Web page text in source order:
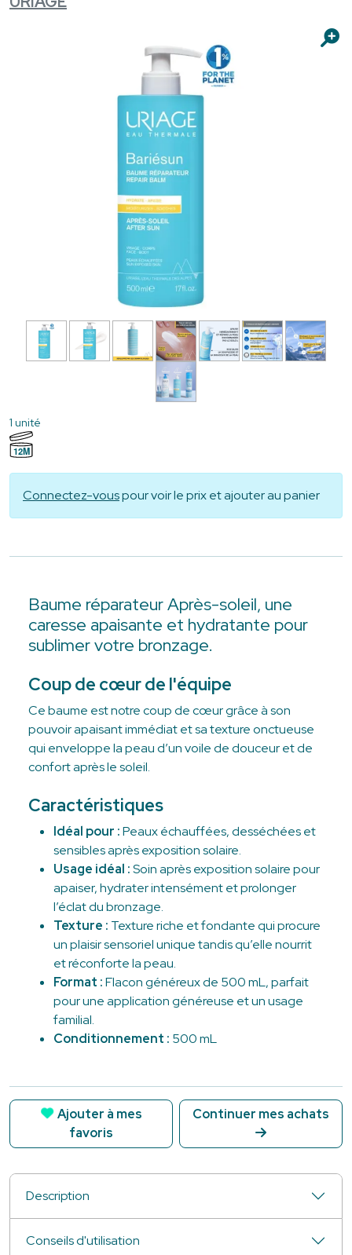
1 unité
12M
Connectez-vouspour voir le prix et ajouter au panier
Baume réparateur Après-soleil, une
caresse apaisante et hydratante pour
sublimer votre bronzage.
Coup de cœur de l'équipe
Ce baume est notre coup de cœur grâce à son
pouvoir apaisant immédiat et sa texture onctueuse
qui enveloppe la peau d’un voile de douceur et de
confort après le soleil.
Caractéristiques
Idéal pour :Peaux échauffées, desséchées et
sensibles après exposition solaire.
Usage idéal :Soin après exposition solaire pour
apaiser, hydrater intensément et prolonger
l’éclat du bronzage.
Texture : Texture riche et fondante qui procure
un plaisir sensoriel unique tandis qu’elle nourrit
et réconforte la peau.
Format :Flacon généreux de 500 mL, parfait
pour une application généreuse et un usage
familial.
Conditionnement : 500 mL
Ajouter à mes
favoris
Continuer mes achats
Description
Conseils d'utilisation